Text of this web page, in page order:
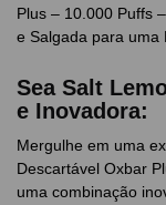
Plus – 10.000 Puffs
e Salgada para uma
Sea Salt
e Inovadora:
Mergulhe em uma
Descartável Oxbar
uma combinação